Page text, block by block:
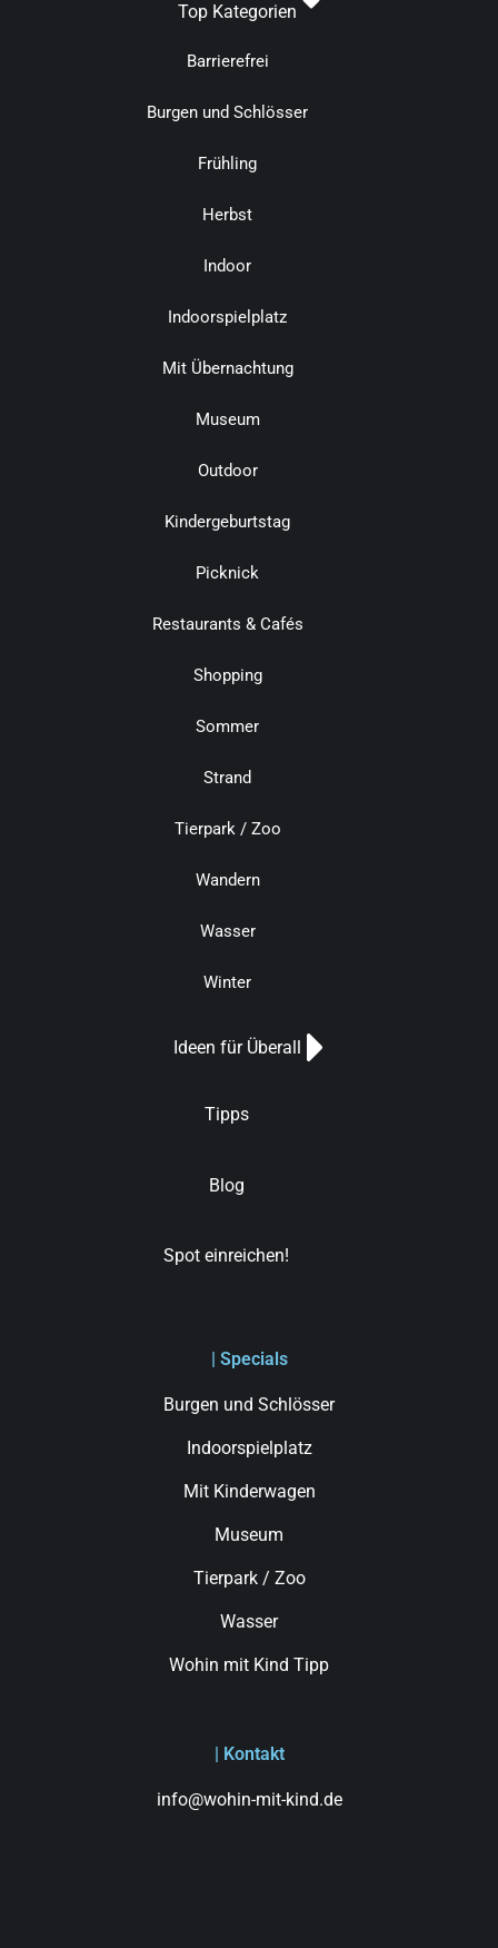
Top Kategorien
Barrierefrei
Burgen und Schlösser
Frühling
Herbst
Indoor
Indoorspielplatz
Mit Übernachtung
Museum
Outdoor
Kindergeburtstag
Picknick
Restaurants & Cafés
Shopping
Sommer
Strand
Tierpark / Zoo
Wandern
Wasser
Winter
Ideen für Überall
Tipps
Blog
Spot einreichen!
| Specials
Burgen und Schlösser
Indoorspielplatz
Mit Kinderwagen
Museum
Tierpark / Zoo
Wasser
Wohin mit Kind Tipp
| Kontakt
info@wohin-mit-kind.de